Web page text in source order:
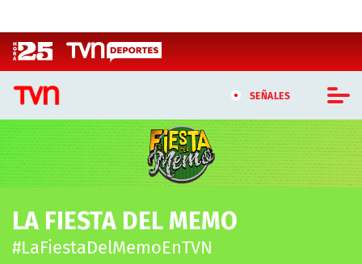
SEÑALES
CASTING MASTERCHEF CHILE
CASTING TVN VERTICAL
TVN VERTICAL
LA FIESTA DEL MEMO
#LaFiestaDelMemoEnTVN